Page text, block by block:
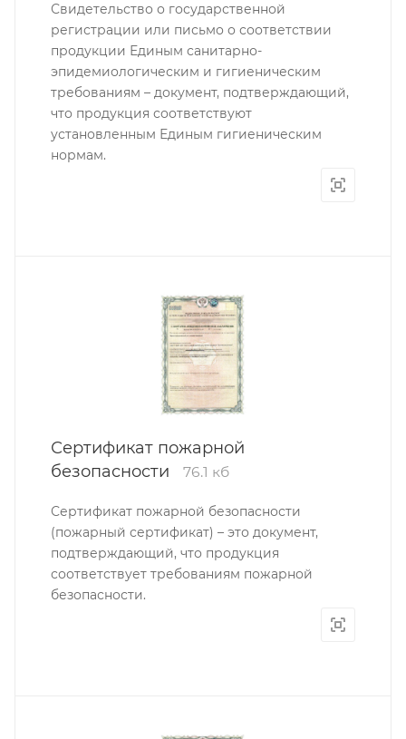
Свидетельство о государственной
регистрации или письмо о соответствии
продукции Единым санитарно-
эпидемиологическим и гигиеническим
требованиям – документ, подтверждающий,
что продукция соответствуют
установленным Единым гигиеническим
нормам.
Сертификат пожарной
безопасности
76.1 кб
Сертификат пожарной безопасности
(пожарный сертификат) – это документ,
подтверждающий, что продукция
соответствует требованиям пожарной
безопасности.